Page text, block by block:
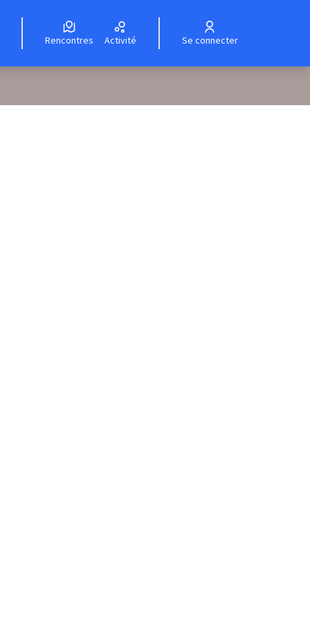
Rencontres Activité Se connecter
controls